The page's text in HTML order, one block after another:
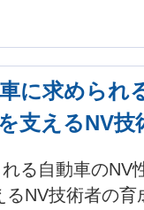
に求められ
支えるNV技
る自動車のNV
るNV技術者の